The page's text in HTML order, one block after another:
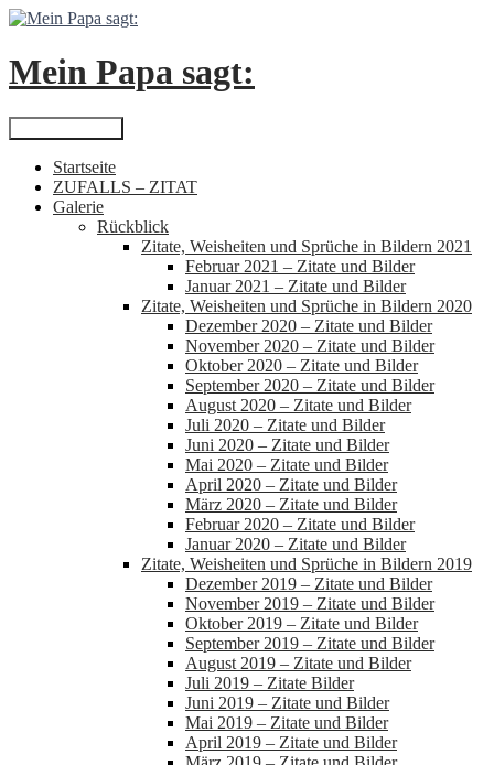
Zum
springen
Mein Papa sagt:
Suchen
Startseite
ZUFALLS – ZITAT
Galerie
Rückblick
Zitate, Weisheiten und Sprüche in Bildern 2021
Februar 2021 – Zitate und Bilder
Januar 2021 – Zitate und Bilder
Zitate, Weisheiten und Sprüche in Bildern 2020
Dezember 2020 – Zitate und Bilder
November 2020 – Zitate und Bilder
Oktober 2020 – Zitate und Bilder
September 2020 – Zitate und Bilder
August 2020 – Zitate und Bilder
Juli 2020 – Zitate und Bilder
Juni 2020 – Zitate und Bilder
Mai 2020 – Zitate und Bilder
April 2020 – Zitate und Bilder
März 2020 – Zitate und Bilder
Februar 2020 – Zitate und Bilder
Januar 2020 – Zitate und Bilder
Zitate, Weisheiten und Sprüche in Bildern 2019
Dezember 2019 – Zitate und Bilder
November 2019 – Zitate und Bilder
Oktober 2019 – Zitate und Bilder
September 2019 – Zitate und Bilder
August 2019 – Zitate und Bilder
Juli 2019 – Zitate Bilder
Juni 2019 – Zitate und Bilder
Mai 2019 – Zitate und Bilder
April 2019 – Zitate und Bilder